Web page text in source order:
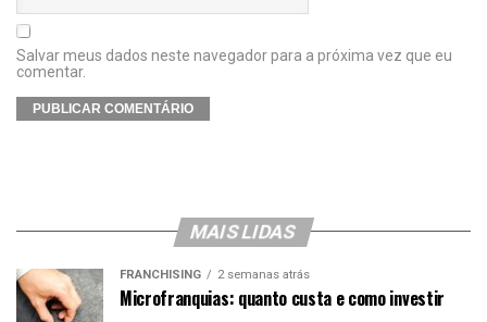
Salvar meus dados neste navegador para a próxima vez que eu
comentar.
MAIS LIDAS
FRANCHISING 2 semanas atrás
Microfranquias: quanto custa e como investir